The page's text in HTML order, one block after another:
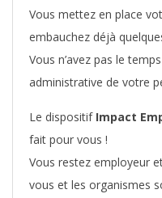
Vous mettez en place
embauchez déjà
Vous n’avez pas le
administrative de votre
Le dispositif Impact
fait pour vous !
Vous restez employeur
vous et les organismes